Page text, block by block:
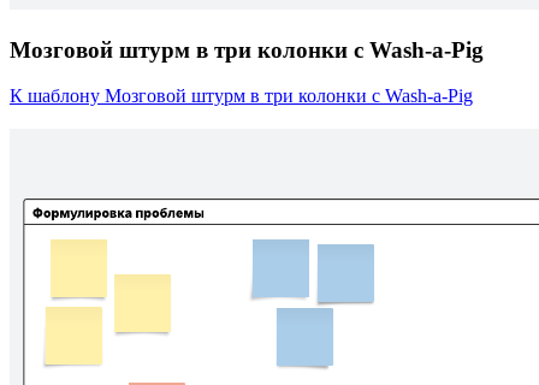
Мозговой штурм в три колонки с Wash-a-Pig
К шаблону Мозговой штурм в три колонки с Wash-a-Pig